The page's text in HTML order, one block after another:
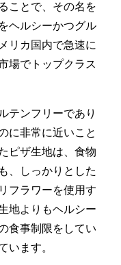
ことで、その名を
ヘルシーかつグル
リカ国内で急速に
場でトップクラス
テンフリーであり
に非常に近いこと
ピザ生地は、食物
、しっかりとした
フラワーを使用す
地よりもヘルシー
食事制限をしてい
います。